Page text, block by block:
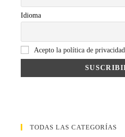
Idioma
Acepto la política de privacidad
TODAS LAS CATEGORÍAS